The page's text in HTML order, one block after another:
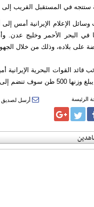
ستتجه في المستقبل القريب إلى
وسائل الإعلام الإيرانية أمس
في البحر الأحمر وخليج
على بلاده، وذلك من خلال الجهود
قائد القوات البحرية
إلى الأسطول البحري التابع للجيش.
الرئيسة أرسل لصديق